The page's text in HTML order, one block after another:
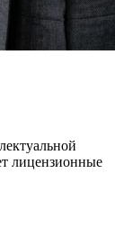
лицензионные